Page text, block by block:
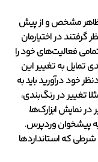
مشخص و از پیش
در اختیارمان
فعالیت‌های خود را
تمایل به تغییر این
خود درآورید باید به
تغییر در رنگ‌بندی،
نمایش ابزارک‌ها،
پیشخوان وردپرس.
که استانداردها